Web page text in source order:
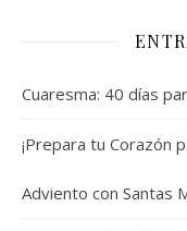
Cuaresma: 40 días
¡Prepara tu Corazón
Adviento con Santas